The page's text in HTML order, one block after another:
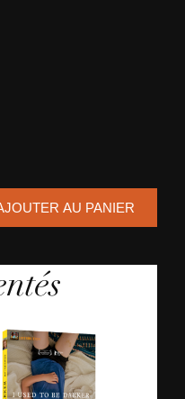
AU PANIER